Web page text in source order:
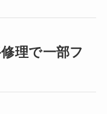
理で一部フ